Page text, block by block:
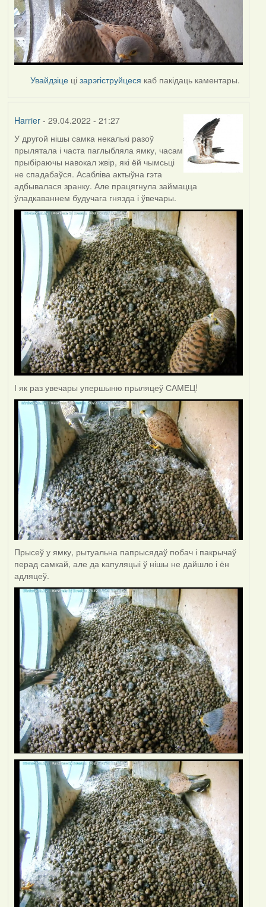
Увайдзіце цізарэгіструйцеся каб пакідаць каментары.
Harrier- 29.04.2022 - 21:27
У другой нішы самка некалькі разоў
прылятала і часта паглыбляла ямку, часам
прыбіраючы навокал жвір, які ёй чымсьці
не спадабаўся. Асабліва актыўна гэта
адбывалася зранку. Але працягнула займацца
ўладкаваннем будучага гнязда і ўвечары.
І як раз увечары упершыню прыляцеў САМЕЦ!
Прысеў у ямку, рытуальна папрысядаў побач і пакрычаў
перад самкай, але да капуляцыі ў нішы не дайшло і ён
адляцеў.